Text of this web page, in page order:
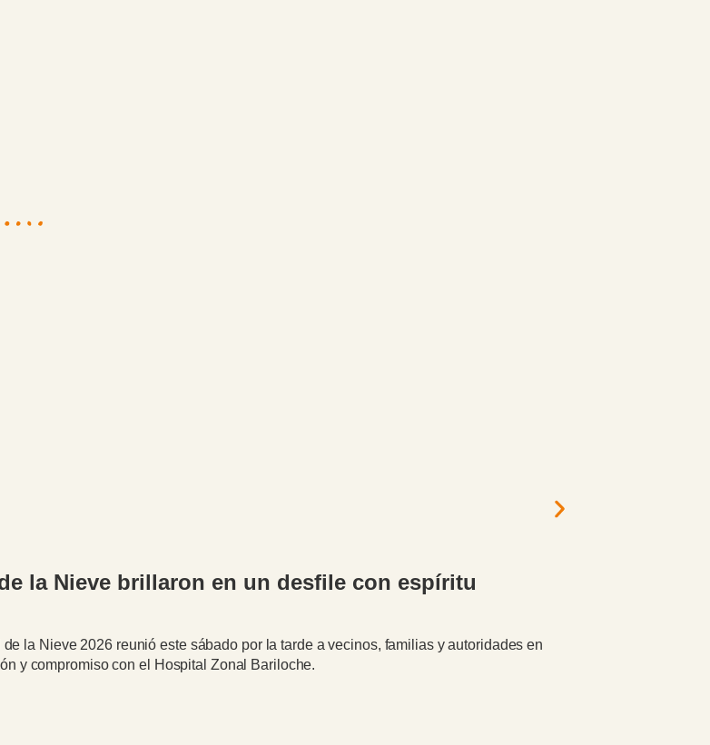
la Nieve brillaron en un desfile con espíritu
la Nieve 2026 reunió este sábado por la tarde a vecinos, familias y autoridades en
y compromiso con el Hospital Zonal Bariloche.